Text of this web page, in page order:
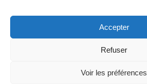
Accepter
Refuser
Voir les préférences
Le CSSMI autorise certaines intelligences